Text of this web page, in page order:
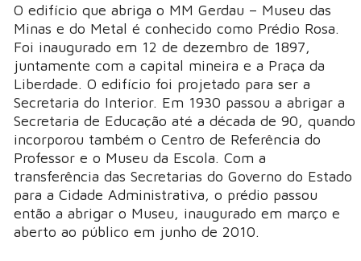
O edifício que abriga o MM Gerdau – Museu das
Minas e do Metal é conhecido como Prédio Rosa.
Foi inaugurado em 12 de dezembro de 1897,
juntamente com a capital mineira e a Praça da
Liberdade. O edifício foi projetado para ser a
Secretaria do Interior. Em 1930 passou a abrigar a
Secretaria de Educação até a década de 90, quando
incorporou também o Centro de Referência do
Professor e o Museu da Escola. Com a
transferência das Secretarias do Governo do Estado
para a Cidade Administrativa, o prédio passou
então a abrigar o Museu, inaugurado em março e
aberto ao público em junho de 2010.